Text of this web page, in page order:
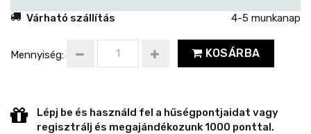
Várható szállítás
4-5 munkanap
Mennyiség: KOSÁRBA
Lépj be és használd fel a hűségpontjaidat vagy
regisztrálj és megajándékozunk 1000 ponttal.